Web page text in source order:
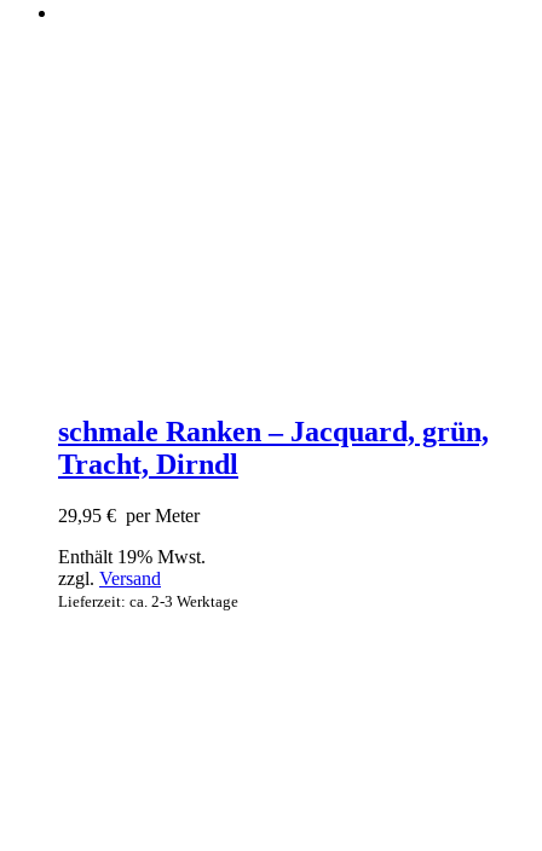
schmale Ranken – Jacquard, grün,
Tracht, Dirndl
29,95 € per Meter
Enthält 19% Mwst.
zzgl. Versand
Lieferzeit: ca. 2-3 Werktage